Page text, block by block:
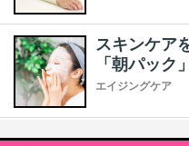
スキンケア
「朝パック
エイジングケア